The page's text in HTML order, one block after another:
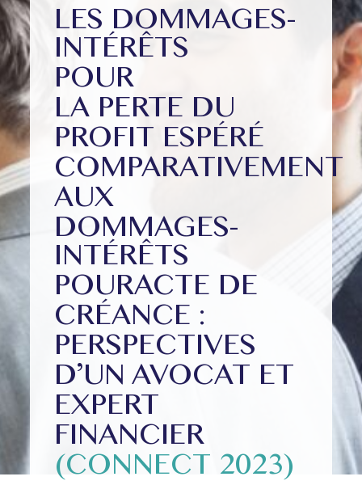
LES DOMMAGES-
INTÉRÊTS
POUR
LA PERTE DU
PROFIT ESPÉRÉ
COMPARATIVEMENT
AUX
DOMMAGES-
INTÉRÊTS
POURACTE DE
CRÉANCE :
PERSPECTIVES
D’UN AVOCAT ET
EXPERT
FINANCIER
(CONNECT 2023)